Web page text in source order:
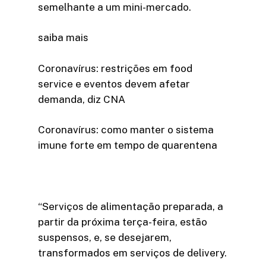
semelhante a um mini-mercado.
saiba mais
Coronavírus: restrições em food
service e eventos devem afetar
demanda, diz CNA
Coronavírus: como manter o sistema
imune forte em tempo de quarentena
“Serviços de alimentação preparada, a
partir da próxima terça-feira, estão
suspensos, e, se desejarem,
transformados em serviços de delivery.